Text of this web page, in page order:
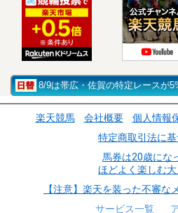
8/9は帯広・佐賀の特定レースが
楽天競馬 会社概要 個人情報
特定商取引法に
馬券は20歳にな
ほどよく楽しむ
【注意】楽天を装った不審な
サービス一覧